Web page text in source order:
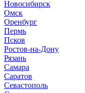
Новосибирск
Омск
Оренбург
Пермь
Псков
Ростов-на-Дону
Рязань
Самара
Саратов
Севастополь